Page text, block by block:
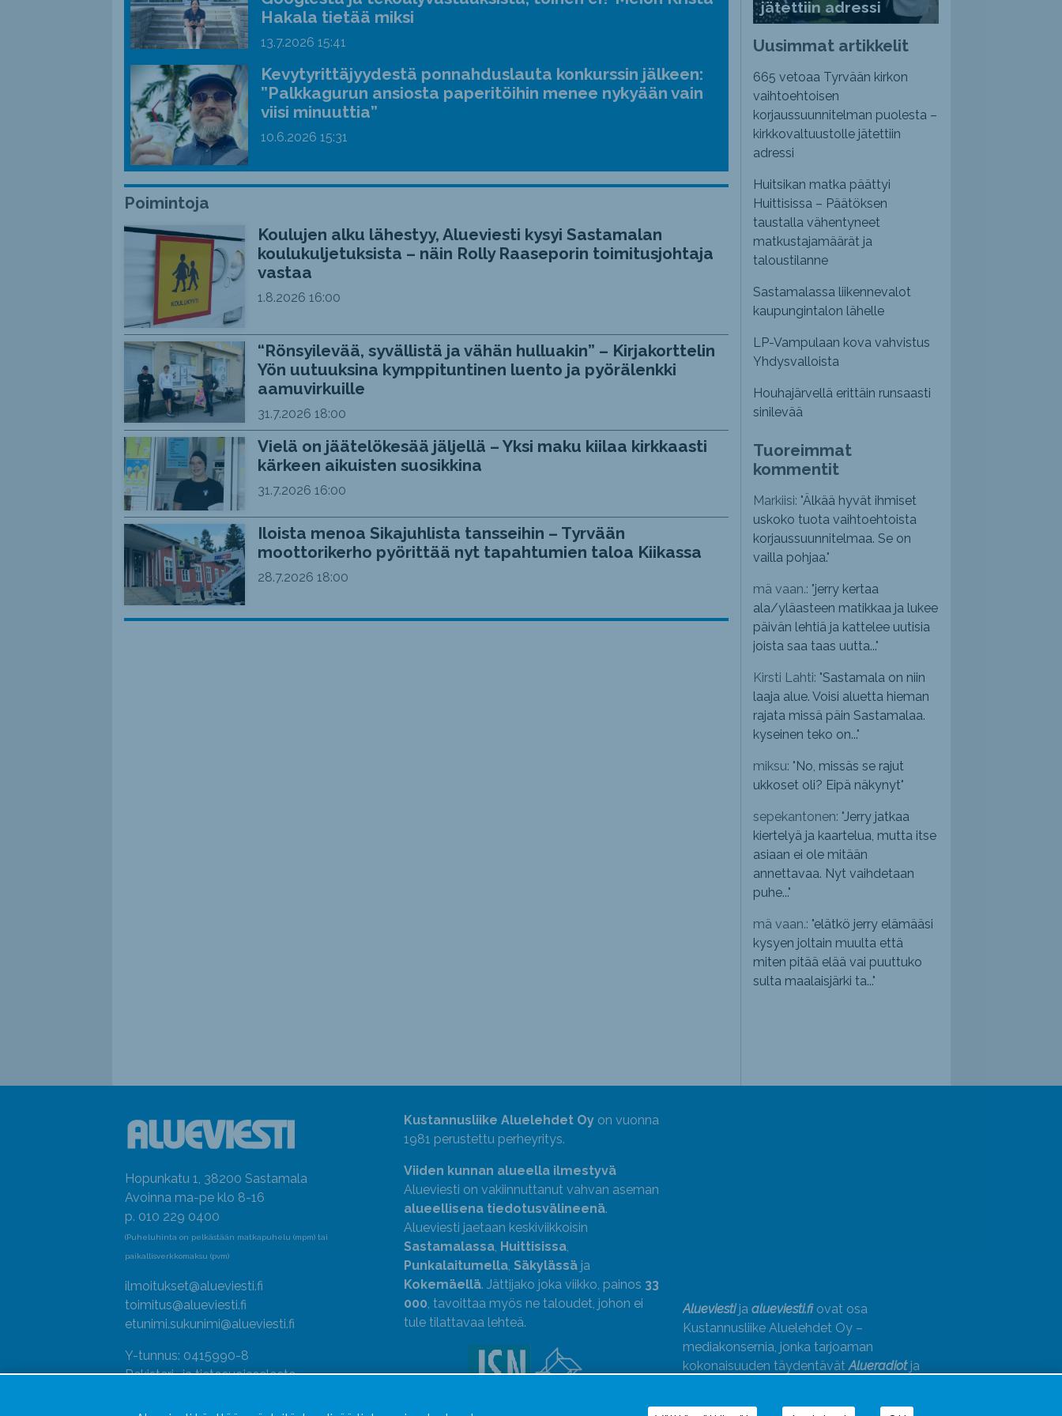
äänenvoimakkuutta
pienemmäksi.
Hakala tietää miksi
13.7.2026 15:41
Kevytyrittäjyydestä ponnahduslauta konkurssin jälkeen:
”Palkkagurun ansiosta paperitöihin menee nykyään vain
viisi minuuttia”
10.6.2026 15:31
Poimintoja
Koulujen alku lähestyy, Alueviesti kysyi Sastamalan
koulukuljetuksista – näin Rolly Raaseporin toimitusjohtaja
vastaa
1.8.2026 16:00
“Rönsyilevää, syvällistä ja vähän hulluakin” – Kirjakorttelin
Yön uutuuksina kymppituntinen luento ja pyörälenkki
aamuvirkuille
31.7.2026 18:00
Vielä on jäätelökesää jäljellä – Yksi maku kiilaa kirkkaasti
kärkeen aikuisten suosikkina
31.7.2026 16:00
Iloista menoa Sikajuhlista tansseihin – Tyrvään
moottorikerho pyörittää nyt tapahtumien taloa Kiikassa
28.7.2026 18:00
jätettiin adressi
Uusimmat artikkelit
665 vetoaa Tyrvään kirkon
vaihtoehtoisen
korjaussuunnitelman puolesta –
kirkkovaltuustolle jätettiin
adressi
Huitsikan matka päättyi
Huittisissa – Päätöksen
taustalla vähentyneet
matkustajamäärät ja
taloustilanne
Sastamalassa liikennevalot
kaupungintalon lähelle
LP-Vampulaan kova vahvistus
Yhdysvalloista
Houhajärvellä erittäin runsaasti
sinilevää
Tuoreimmat
kommentit
Markiisi: "Älkää hyvät ihmiset
uskoko tuota vaihtoehtoista
korjaussuunnitelmaa. Se on
vailla pohjaa."
mä vaan.: "jerry kertaa
ala/yläasteen matikkaa ja lukee
päivän lehtiä ja kattelee uutisia
joista saa taas uutta..."
Kirsti Lahti: "Sastamala on niin
laaja alue. Voisi aluetta hieman
rajata missä päin Sastamalaa.
kyseinen teko on..."
miksu: " No, missäs se rajut
ukkoset oli? Eipä näkynyt"
sepekantonen: "Jerry jatkaa
kiertelyä ja kaartelua, mutta itse
asiaan ei ole mitään
annettavaa. Nyt vaihdetaan
puhe..."
mä vaan.: "elätkö jerry elämääsi
kysyen joltain muulta että
miten pitää elää vai puuttuko
sulta maalaisjärki ta..."
Hopunkatu 1, 38200 Sastamala
Avoinna ma-pe klo 8-16
p. 010 229 0400
(Puheluhinta on pelkästään matkapuhelu (mpm) tai
paikallisverkkomaksu (pvm)
ilmoitukset@alueviesti.fi
toimitus@alueviesti.fi
etunimi.sukunimi@alueviesti.fi
Y-tunnus: 0415990-8
Rekisteri- ja tietosuojaseloste
Kustannusliike Aluelehdet Oyon vuonna
1981 perustettu perheyritys.
Viiden kunnan alueella ilmestyvä
Alueviesti on vakiinnuttanut vahvan aseman
alueellisena tiedotusvälineenä.
Alueviesti jaetaan keskiviikkoisin
Sastamalassa, Huittisissa,
Punkalaitumella, Säkylässäja
Kokemäellä. Jättijako joka viikko, painos 33
000, tavoittaa myös ne taloudet, johon ei
tule tilattavaa lehteä.
Alueviestija alueviesti.fiovat osa
Kustannusliike Aluelehdet Oy –
mediakonsernia, jonka tarjoaman
kokonaisuuden täydentävätAlueradiotja